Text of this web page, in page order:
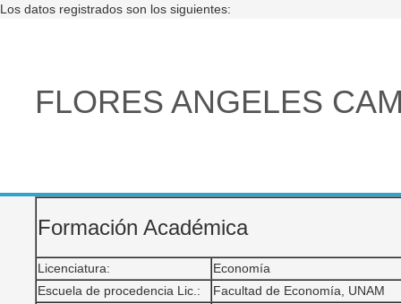
Los datos registrados son los siguientes:
FLORES ANGELES
Formación Académica
Licenciatura:
Economía
Escuela de procedencia Lic.:
Facultad de Economía, UNAM